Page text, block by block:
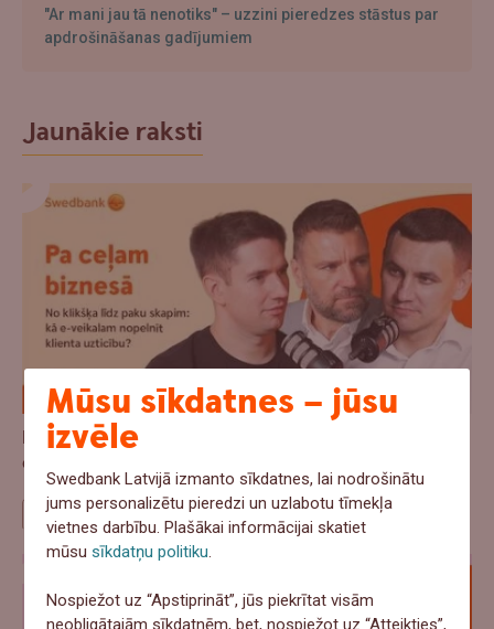
"Ar mani jau tā nenotiks" – uzzini pieredzes stāstus par
apdrošināšanas gadījumiem
Jaunākie raksti
Pa Ceļam Biznesā - No klikšķa līdz paku skapim: kā
e-veikalam nopelnīt klienta uzticību?
Pa ceļam biznesā
Mūsu sīkdatnes – jūsu
izvēle
Swedbank Latvijā izmanto sīkdatnes, lai nodrošinātu
jums personalizētu pieredzi un uzlabotu tīmekļa
vietnes darbību. Plašākai informācijai skatiet
mūsusīkdatņu politiku
Nospiežot uz “Apstiprināt”, jūs piekrītat visām
neobligātajām sīkdatnēm, bet, nospiežot uz “Atteikties”,